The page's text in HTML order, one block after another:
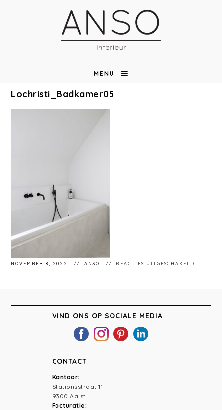
MENU
Lochristi_Badkamer05
NOVEMBER 8, 2022 ANSO REACTIES UITGESCHAKELD
VIND ONS OP SOCIALE MEDIA
CONTACT
Kantoor:
Stationsstraat 11
9300 Aalst
Facturatie: